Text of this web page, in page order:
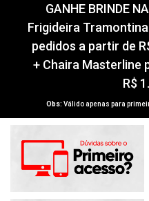
GANHE BRINDE
Frigideira
pedidos a partir de
+ Chaira Masterline
R$
Obs: Válido apenas para